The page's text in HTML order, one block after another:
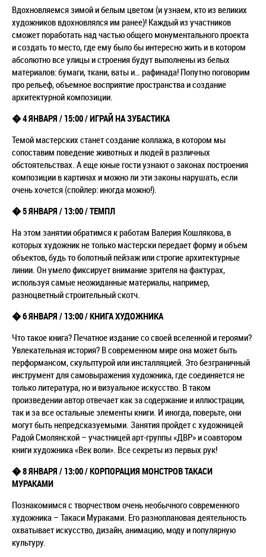
Вдохновляемся зимой и белым цветом (и узнаем, кто из великих
художников вдохновлялся им ранее)! Каждый из участников
сможет поработать над частью общего монументального проекта
и создать то место, где ему было бы интересно жить и в котором
абсолютно все улицы и строения будут выполнены из белых
материалов: бумаги, ткани, ваты и… рафинада! Попутно поговорим
про рельеф, объемное восприятие пространства и создание
архитектурной композиции.
�4 ЯНВАРЯ / 15:00 / ИГРАЙ НА ЗУБАСТИКА
Темой мастерских станет создание коллажа, в котором мы
сопоставим поведение животных и людей в различных
обстоятельствах. А еще юные гости узнают о законах построения
композиции в картинах и можно ли эти законы нарушать, если
очень хочется (спойлер: иногда можно!).
� 5 ЯНВАРЯ / 13:00 / ТЕМПЛ
На этом занятии обратимся к работам Валерия Кошлякова, в
которых художник не только мастерски передает форму и объем
объектов, будь то болотный пейзаж или строгие архитектурные
линии. Он умело фиксирует внимание зрителя на фактурах,
используя самые неожиданные материалы, например,
разноцветный строительный скотч.
� 6 ЯНВАРЯ / 13:00 / КНИГА ХУДОЖНИКА
Что такое книга? Печатное издание со своей вселенной и героями?
Увлекательная история? В современном мире она может быть
перформансом, скульптурой или инсталляцией. Это безграничный
инструмент для самовыражения художника, где соединяется не
только литература, но и визуальное искусство. В таком
произведении автор отвечает как за содержание и иллюстрации,
так и за все остальные элементы книги. И иногда, поверьте, они
могут быть непредсказуемыми. Занятия пройдет с художницей
Радой Смолянской – участницей арт-группы «ДВР» и соавтором
книги художника «Век воли». Все секреты из первых рук!
� 8 ЯНВАРЯ / 13:00 / КОРПОРАЦИЯ МОНСТРОВ ТАКАСИ
МУРАКАМИ
Познакомимся с творчеством очень необычного современного
художника – Такаси Мураками. Его разноплановая деятельность
охватывает искусство, дизайн, анимацию, моду и популярную
культуру.